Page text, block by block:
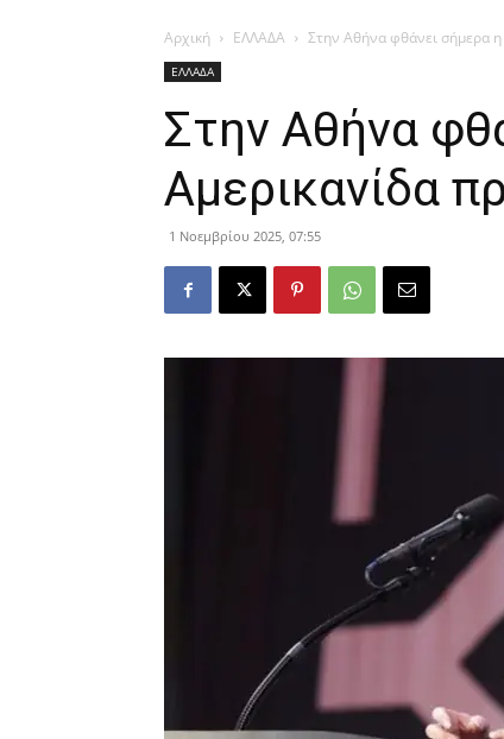
Αρχική ΕΛΛΑΔΑ Στην Αθήνα φθάνει σήμερα
ΕΛΛΑΔΑ
Στην Αθήνα
Αμερικανίδα
1 Νοεμβρίου 2025, 07:55